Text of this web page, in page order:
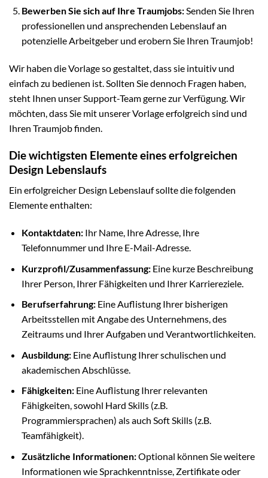
Bewerben Sie sich auf Ihre Traumjobs:Senden Sie Ihren
professionellen und ansprechenden Lebenslauf an
potenzielle Arbeitgeber und erobern Sie Ihren Traumjob!
Wir haben die Vorlage so gestaltet, dass sie intuitiv und
einfach zu bedienen ist. Sollten Sie dennoch Fragen haben,
steht Ihnen unser Support-Team gerne zur Verfügung. Wir
möchten, dass Sie mit unserer Vorlage erfolgreich sind und
Ihren Traumjob finden.
Die wichtigsten Elemente eines erfolgreichen
Design Lebenslaufs
Ein erfolgreicher Design Lebenslauf sollte die folgenden
Elemente enthalten:
Kontaktdaten:Ihr Name, Ihre Adresse, Ihre
Telefonnummer und Ihre E-Mail-Adresse.
Kurzprofil/Zusammenfassung:Eine kurze Beschreibung
Ihrer Person, Ihrer Fähigkeiten und Ihrer Karriereziele.
Berufserfahrung:Eine Auflistung Ihrer bisherigen
Arbeitsstellen mit Angabe des Unternehmens, des
Zeitraums und Ihrer Aufgaben und Verantwortlichkeiten.
Ausbildung:Eine Auflistung Ihrer schulischen und
akademischen Abschlüsse.
Fähigkeiten:Eine Auflistung Ihrer relevanten
Fähigkeiten, sowohl Hard Skills (z.B.
Programmiersprachen) als auch Soft Skills (z.B.
Teamfähigkeit).
Zusätzliche Informationen:Optional können Sie weitere
Informationen wie Sprachkenntnisse, Zertifikate oder